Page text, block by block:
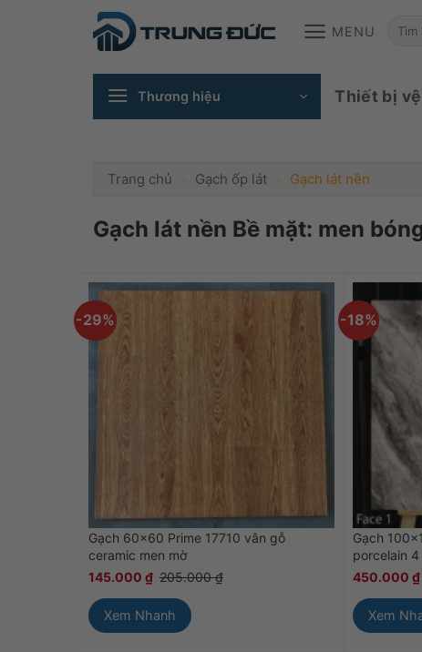
MENU
Tìm
Thương hiệu Thiết bị
Trang chủ » Gạch ốp lát » Gạch lát nền
Gạch lát nền Bề mặt: men
-29%
Gạch 60×60 Prime 17710 vân gỗ
ceramic men mờ
145.000 ₫ 205.000₫
Xem Nhanh
-18%
Gạch
porcelain
450.000₫
Xem